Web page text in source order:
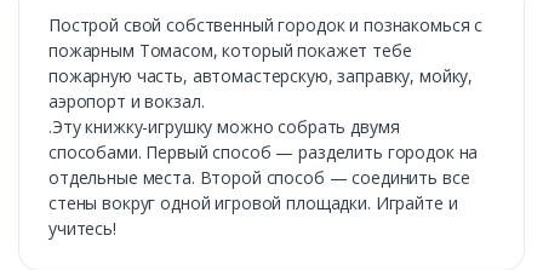
Построй свой собственный городок и познакомься с
пожарным Томасом, который покажет тебе
пожарную часть, автомастерскую, заправку, мойку,
аэропорт и вокзал.
.Эту книжку-игрушку можно собрать двумя
способами. Первый способ — разделить городок на
отдельные места. Второй способ — соединить все
стены вокруг одной игровой площадки. Играйте и
учитесь!